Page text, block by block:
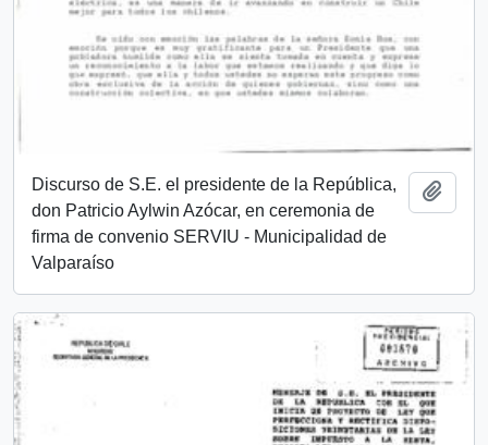
Discurso de S.E. el presidente de la República,
don Patricio Aylwin Azócar, en ceremonia de
firma de convenio SERVIU - Municipalidad de
Valparaíso